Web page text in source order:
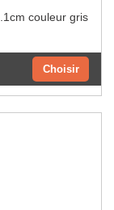
couleur gris
Choisir